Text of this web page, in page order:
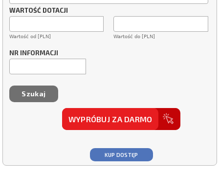
WARTOŚĆ DOTACJI
Wartość od [PLN] Wartość do [PLN]
NR INFORMACJI
WYPRÓBUJ ZA DARMO
KUP DOSTĘP